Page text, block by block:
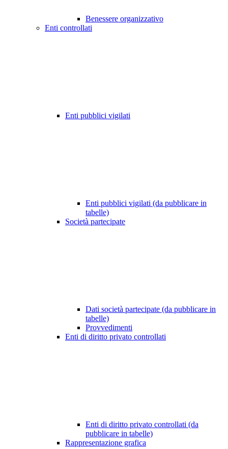
Benessere organizzativo
Enti controllati
Enti pubblici vigilati
Enti pubblici vigilati (da pubblicare in
tabelle)
Società partecipate
Dati società partecipate (da pubblicare in
tabelle)
Provvedimenti
Enti di diritto privato controllati
Enti di diritto privato controllati (da
pubblicare in tabelle)
Rappresentazione grafica